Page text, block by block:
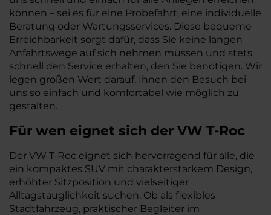
können – sei es für eine Probefahrt, eine individuelle
Beratung oder Wartungsservices. Diese bequeme
Erreichbarkeit sorgt dafür, dass Sie keine langen
Anfahrtswege auf sich nehmen müssen und stets
schnell den Service erhalten, den Sie benötigen. Wir
legen großen Wert darauf, Ihnen den Besuch bei
uns so einfach und komfortabel wie möglich zu
gestalten.
Für wen eignet sich der VW T-Roc
Der VW T-Roc eignet sich hervorragend für alle, die
ein kompaktes SUV mit charakterstarkem Design,
erhöhter Sitzposition und vielseitiger
Alltagstauglichkeit suchen. Ob als flexibles
Stadtfahrzeug, praktischer Begleiter im